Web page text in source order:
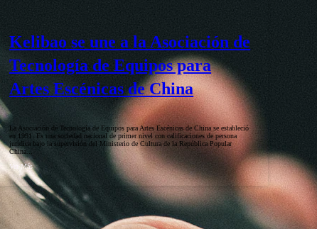
Kelibao se une a la Asociación de
Tecnología de Equipos para
Artes Escénicas de China
La Asociación de Tecnología de Equipos para Artes Escénicas de China se estableció
en 1991. Es una sociedad nacional de primer nivel con calificaciones de persona
jurídica bajo la supervisión del Ministerio de Cultura de la República Popular
China...
Ver Más